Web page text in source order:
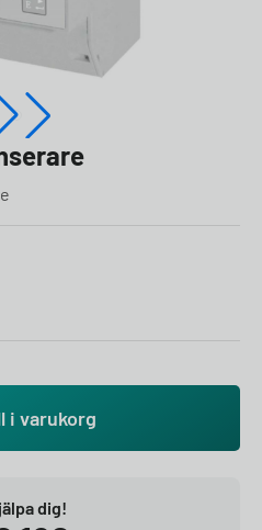
i varukorg
dig!